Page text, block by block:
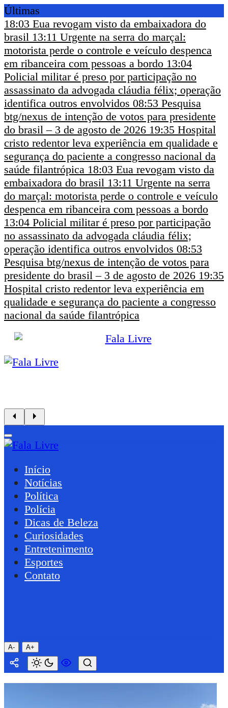
Últimas
18:03 Eua revogam visto da embaixadora do
brasil 13:11 Urgente na serra do marçal:
motorista perde o controle e veículo despenca
em ribanceira com pessoas a bordo 13:04
Policial militar é preso por participação no
assassinato da advogada cláudia félix; operação
identifica outros envolvidos 08:53 Pesquisa
btg/nexus de intenção de votos para presidente
do brasil – 3 de agosto de 2026 19:35 Hospital
cristo redentor leva experiência em qualidade e
segurança do paciente a congresso nacional da
saúde filantrópica 18:03 Eua revogam visto da
embaixadora do brasil 13:11 Urgente na serra
do marçal: motorista perde o controle e veículo
despenca em ribanceira com pessoas a bordo
13:04 Policial militar é preso por participação
no assassinato da advogada cláudia félix;
operação identifica outros envolvidos 08:53
Pesquisa btg/nexus de intenção de votos para
presidente do brasil – 3 de agosto de 2026 19:35
Hospital cristo redentor leva experiência em
qualidade e segurança do paciente a congresso
nacional da saúde filantrópica
Início
Notícias
Política
Polícia
Dicas de Beleza
Curiosidades
Entretenimento
Esportes
Contato
A- A+